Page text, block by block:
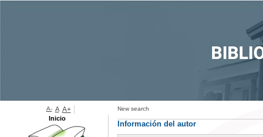
New search
Información del autor
A- A A+
Inicio